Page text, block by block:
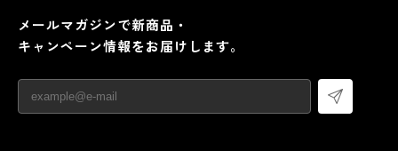
メールマガジンで新商品・
キャンペーン情報をお届けします。